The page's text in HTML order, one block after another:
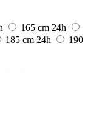
165 cm 24h
185 cm 24h
190